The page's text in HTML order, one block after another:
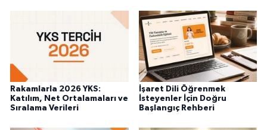
Rakamlarla 2026 YKS:
Katılım, Net Ortalamaları ve
Sıralama Verileri
İşaret Dili Öğrenmek
İsteyenler İçin Doğru
Başlangıç Rehberi